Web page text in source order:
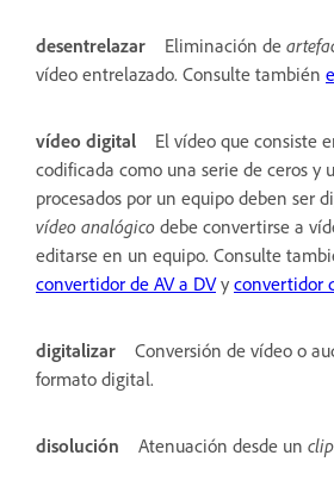
desentrelazar Eliminación de
vídeo entrelazado. Consulte también
vídeo digital
El vídeo que consiste
codificada como una serie de ceros y
procesados por un equipo deben ser
vídeo analógico debe convertirse a
editarse en un equipo. Consulte
convertidor de AV a DVy convertidor
digitalizar
Conversión de vídeo o
formato digital.
disolución Atenuación desde un clip